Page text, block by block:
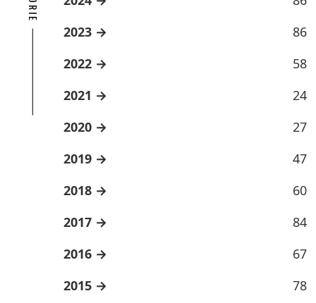
2023
86
2022
58
2021
24
2020
27
2019
47
2018
60
2017
84
2016
67
2015
78